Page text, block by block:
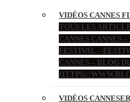
VIDÉOS CANNES
TOUS LES
CANNES CANNES
FESTIVAL –
CANNES – BLOG
HTTPS://
VIDÉOS